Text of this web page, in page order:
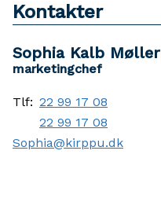
Kontakter
Sophia Kalb Møller
marketingchef
Tlf: 22 99 17 08
22 99 17 08
Sophia@kirppu.dk